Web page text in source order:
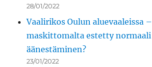
28/01/2022
Vaalirikos Oulun aluevaaleissa –
maskittomalta estetty normaali
äänestäminen?
23/01/2022